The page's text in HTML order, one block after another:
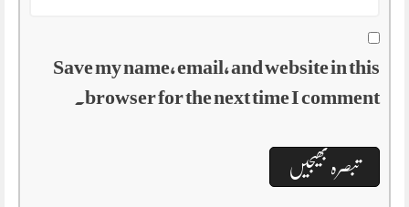
Save my name, email, and website in this
browser for the next time I comment.